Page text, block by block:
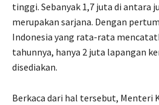
tinggi. Sebanyak 1,7 juta di antara
merupakan sarjana. Dengan
Indonesia yang rata-rata
tahunnya, hanya 2 juta lapangan
disediakan.
Berkaca dari hal tersebut, Menteri